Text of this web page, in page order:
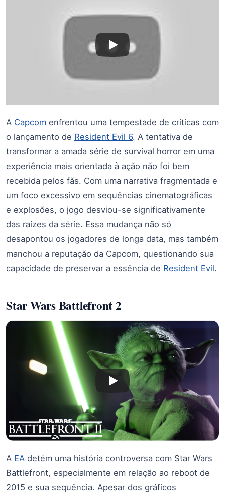
A Capcom enfrentou uma tempestade de críticas com
o lançamento de Resident Evil 6. A tentativa de
transformar a amada série de survival horror em uma
experiência mais orientada à ação não foi bem
recebida pelos fãs. Com uma narrativa fragmentada e
um foco excessivo em sequências cinematográficas
e explosões, o jogo desviou-se significativamente
das raízes da série. Essa mudança não só
desapontou os jogadores de longa data, mas também
manchou a reputação da Capcom, questionando sua
capacidade de preservar a essência de Resident Evil.
Star Wars Battlefront 2
A EA detém uma história controversa com Star Wars
Battlefront, especialmente em relação ao reboot de
2015 e sua sequência. Apesar dos gráficos